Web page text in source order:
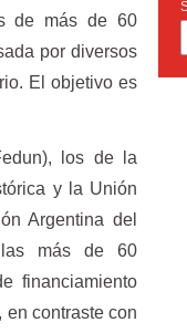
de más de 60
por diversos
El objetivo es
los de la
y la Unión
Argentina del
las más de 60
financiamiento
contraste con